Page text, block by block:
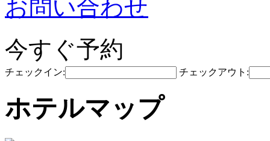
お問い合わせ
今すぐ予約
チェックイン: チェックアウト:
ホテルマップ